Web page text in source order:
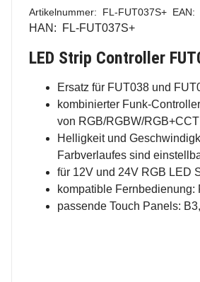
Artikelnummer: FL-FUT037S+ EAN:
HAN: FL-FUT037S+
LED Strip Controller
Ersatz für FUT038 und
kombinierter Funk-
von RGB/RGBW/
Helligkeit und
Farbverlaufes sind
für 12V und 24V RGB LED
kompatible Fernbedienung:
passende Touch Panels: